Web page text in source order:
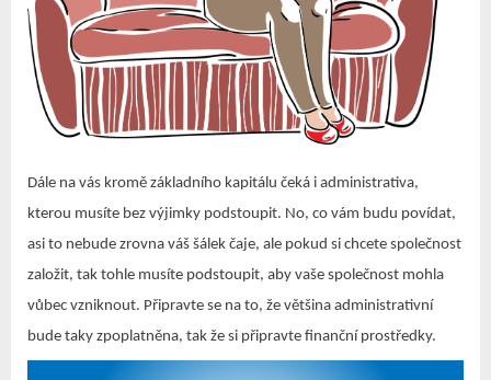
Dále na vás kromě základního kapitálu čeká i administrativa,
kterou musíte bez výjimky podstoupit. No, co vám budu povídat,
asi to nebude zrovna váš šálek čaje, ale pokud si chcete společnost
založit, tak tohle musíte podstoupit, aby vaše společnost mohla
vůbec vzniknout. Připravte se na to, že většina administrativní
bude taky zpoplatněna, tak že si připravte finanční prostředky.